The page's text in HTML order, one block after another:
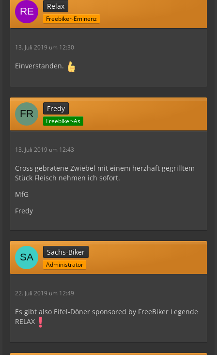
Relax
Freebiker-Eminenz
13. Juli 2019 um 12:30
Einverstanden.
Fredy
Freebiker-As
13. Juli 2019 um 12:43
Cross gebratene Zwiebel mit einem herzhaft gegrilltem
Stück Fleisch nehmen ich sofort.
MfG
Fredy
Sachs-Biker
Administrator
22. Juli 2019 um 12:49
Es gibt also Eifel-Döner sponsored by FreeBiker Legende
RELAX